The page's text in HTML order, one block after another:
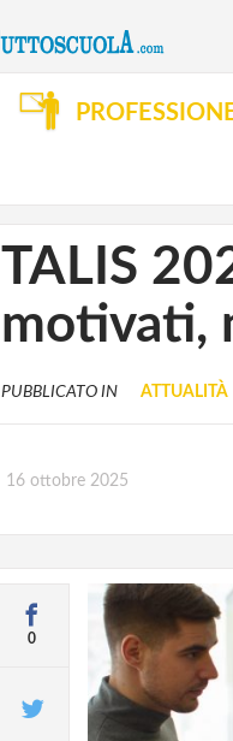
TALIS
motivati,
PUBBLICATO IN ATTUALITÀ
16 ottobre 2025
0